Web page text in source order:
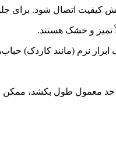
کیفیت اتصال شود. برای
تمیز و خشک هستند.
نرم (مانند کاردک)
معمول طول بکشد، ممکن